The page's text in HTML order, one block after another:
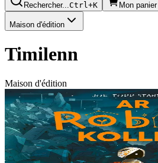
Rechercher...Ctrl+K Mon panier
Maison d'édition
Timilenn
Maison d'édition
8 ans et plus
Timilenn
The Lost Robot
Au cœur d’une décharge, un petit robot